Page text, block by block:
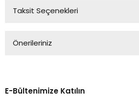
Taksit Seçenekleri
Önerileriniz
kullanarak tarafımıza iletebilirsiniz.
E-Bültenimize Katılın